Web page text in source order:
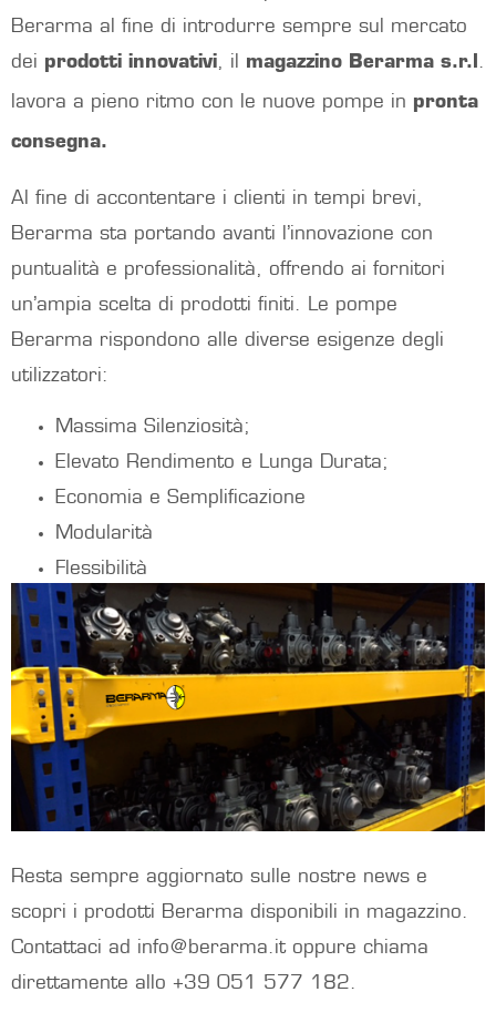
Berarma al fine di introdurre sempre sul mercato
dei prodotti innovativi , il magazzino Berarma s.r.l
lavora a pieno ritmo con le nuove pompe in pronta
consegna.
Al fine di accontentare i clienti in tempi brevi,
Berarma sta portando avanti l’innovazione con
puntualità e professionalità, offrendo ai fornitori
un’ampia scelta di prodotti finiti. Le pompe
Berarma rispondono alle diverse esigenze degli
utilizzatori:
Massima Silenziosità;
Elevato Rendimento e Lunga Durata;
Economia e Semplificazione
Modularità
Flessibilità
Resta sempre aggiornato sulle nostre news e
scopri i prodotti Berarma disponibili in magazzino.
Contattaci ad info@berarma.it oppure chiama
direttamente allo +39 051 577 182.